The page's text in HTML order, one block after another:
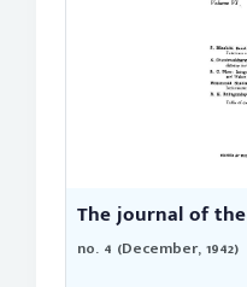
The journal of
no. 4 (December, 1942)